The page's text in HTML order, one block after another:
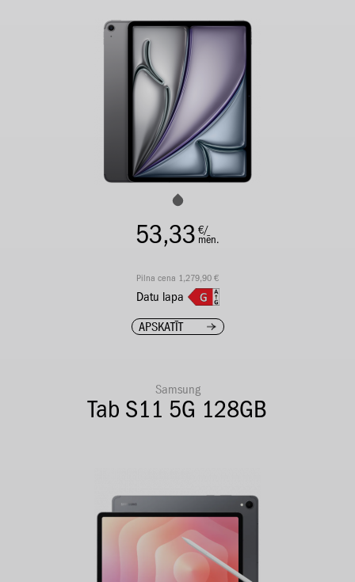
53,33 €/
mēn.
Pilna cena 1,279,90 €
Datu lapa
APSKATĪT
Samsung
Tab S11 5G 128GB